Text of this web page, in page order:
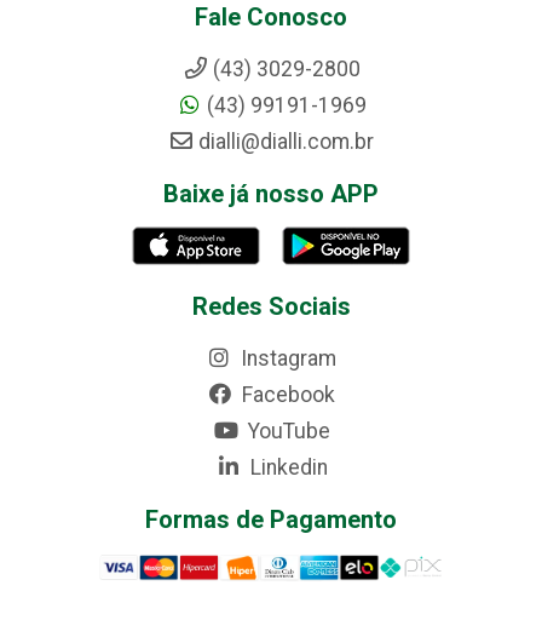
Fale Conosco
(43) 3029-2800
(43) 99191-1969
dialli@dialli.com.br
Baixe já nosso APP
Redes Sociais
Instagram
Facebook
YouTube
Linkedin
Formas de Pagamento